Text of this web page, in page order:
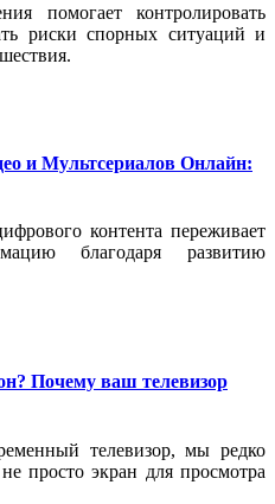
помогает контролировать
риски спорных ситуаций и
и Мультсериалов Онлайн:
контента переживает
благодаря развитию
Почему ваш телевизор
телевизор, мы редко
просто экран для просмотра